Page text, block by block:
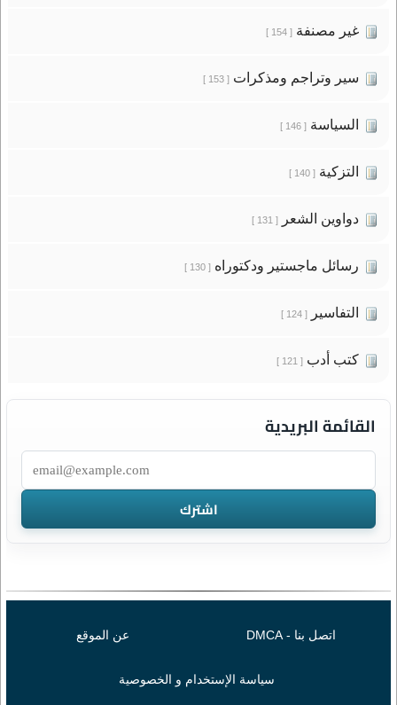
غير مصنفة[ 154 ]
سير وتراجم ومذكرات[ 153 ]
السياسة[ 146 ]
التزكية[ 140 ]
دواوين الشعر[ 131 ]
رسائل ماجستير ودكتوراه[ 130 ]
التفاسير[ 124 ]
كتب أدب[ 121 ]
القائمة البريدية
اتصل بنا - DMCA عن الموقع
سياسة الإستخدام و الخصوصية